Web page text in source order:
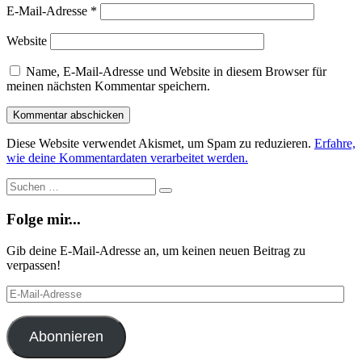
E-Mail-Adresse *
Website
Name, E-Mail-Adresse und Website in diesem Browser für
meinen nächsten Kommentar speichern.
Diese Website verwendet Akismet, um Spam zu reduzieren. Erfahre,
wie deine Kommentardaten verarbeitet werden.
Suche
Suchen
Folge mir...
Gib deine E-Mail-Adresse an, um keinen neuen Beitrag zu
verpassen!
E-
Mail-
Adresse
Abonnieren